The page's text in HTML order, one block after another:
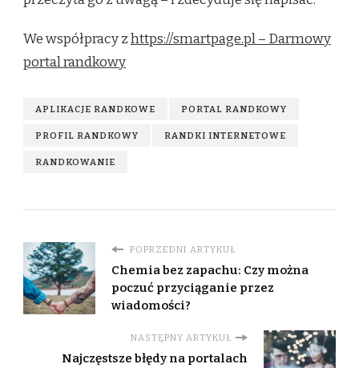
We współpracy zhttps://smartpage.pl – Darmowy
portal randkowy
APLIKACJE RANDKOWE PORTAL RANDKOWY
PROFIL RANDKOWY RANDKI INTERNETOWE
RANDKOWANIE
POPRZEDNI ARTYKUŁ
Chemia bez zapachu: Czy można
poczuć przyciąganie przez
wiadomości?
NASTĘPNY ARTYKUŁ
Najczęstsze błędy na portalach